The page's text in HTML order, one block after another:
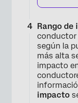
Rango de
conductor
según la
más alta
impacto
impacto